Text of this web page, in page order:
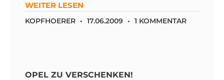
WEITER LESEN
KOPFHOERER 17.06.2009 1 KOMMENTAR
OPEL ZU VERSCHENKEN!